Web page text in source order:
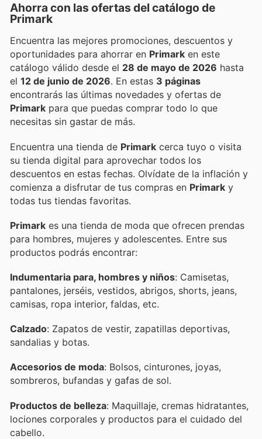
Ahorra con las ofertas del catálogo de
Primark
Encuentra las mejores promociones, descuentos y
oportunidades para ahorrar en Primark en este
catálogo válido desde el 28 de mayo de 2026 hasta
el 12 de junio de 2026 . En estas 3 páginas
encontrarás las últimas novedades y ofertas de
Primark para que puedas comprar todo lo que
necesitas sin gastar de más.
Encuentra una tienda de Primark cerca tuyo o visita
su tienda digital para aprovechar todos los
descuentos en estas fechas. Olvídate de la inflación y
comienza a disfrutar de tus compras en Primark y
todas tus tiendas favoritas.
Primark es una tienda de moda que ofrecen prendas
para hombres, mujeres y adolescentes. Entre sus
productos podrás encontrar:
Indumentaria para, hombres y niños: Camisetas,
pantalones, jerséis, vestidos, abrigos, shorts, jeans,
camisas, ropa interior, faldas, etc.
Calzado: Zapatos de vestir, zapatillas deportivas,
sandalias y botas.
Accesorios de moda: Bolsos, cinturones, joyas,
sombreros, bufandas y gafas de sol.
Productos de belleza: Maquillaje, cremas hidratantes,
lociones corporales y productos para el cuidado del
cabello.